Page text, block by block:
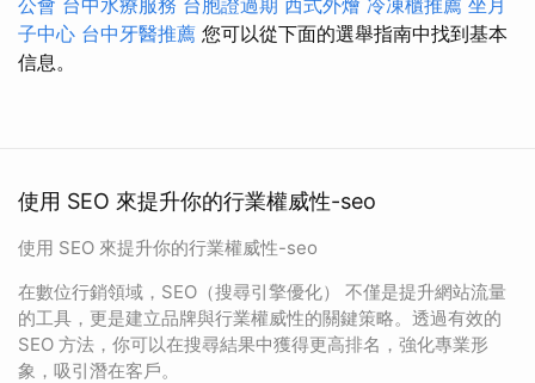
子中心 台中牙醫推薦 您可以從下面的選舉指南中找到基本
信息。
使用 SEO 來提升你的行業權威性-seo
使用 SEO 來提升你的行業權威性-seo
在數位行銷領域，SEO（搜尋引擎優化） 不僅是提升網站流量
的工具，更是建立品牌與行業權威性的關鍵策略。透過有效的
SEO 方法，你可以在搜尋結果中獲得更高排名，強化專業形
象，吸引潛在客戶。